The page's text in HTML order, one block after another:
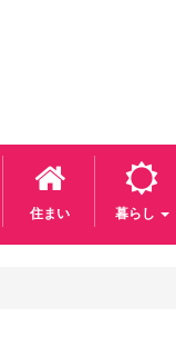
住まい 暮らし